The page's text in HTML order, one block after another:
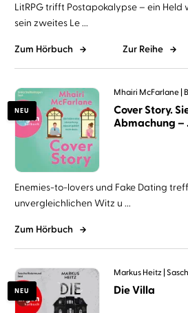
LitRPG trifft Postapokalypse – ein
sein zweites Le ...
Zum Hörbuch Zur Reihe
NEU
Mhairi McFarlane
Cover Story.
Enemies-to-lovers und Fake Dating
unvergleichlichen Witz u ...
Zum Hörbuch
NEU
Markus Heitz
Die Villa